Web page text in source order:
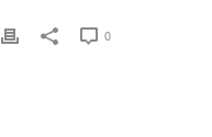
0